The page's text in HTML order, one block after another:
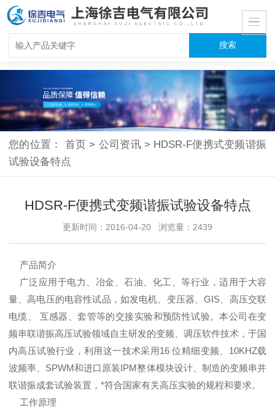
您的位置： 首页 > 公司资讯 > HDSR-F便携式变频谐振
试验设备特点
HDSR-F便携式变频谐振试验设备特点
更新时间：2016-04-20 浏览量：2439
产品简介
广泛应用于电力、冶金、石油、化工、等行业，适用于大容
量、高电压的电容性试品，如发电机、变压器、GIS、高压交联
电缆、 互感器、套管等的交接实验和预防性试验。本公司在变
频串联谐振高压试验领域自主研发的变频、调压软件技术，于国
内高压试验行业，利用这一技术采用16 位精细变频、10KHZ载
波频率、SPWM和进口原装IPM整体模块设计、制造的变频串并
联谐振成套试验装置，*符合国家有关高压实验的规程和要求。
工作原理